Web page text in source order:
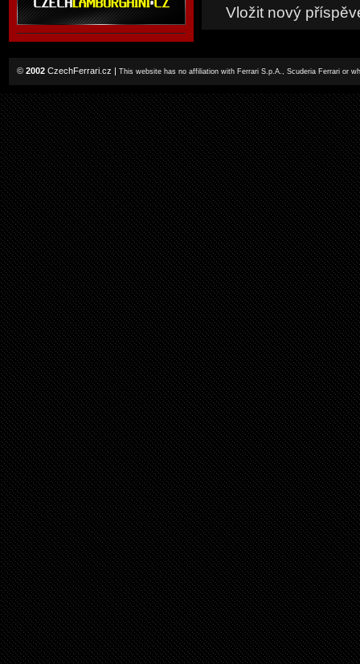
Vložit nový
© 2002 CzechFerrari.cz | This website has no affiliation with Ferrari S.p.A., Scuderia Ferrari or